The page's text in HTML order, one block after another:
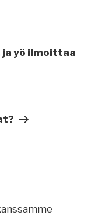
ja yö ilmoittaa